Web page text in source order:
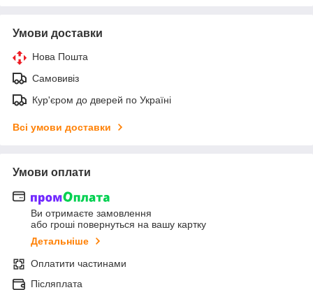
Умови доставки
Нова Пошта
Самовивіз
Кур'єром до дверей по Україні
Всі умови доставки
Умови оплати
Ви отримаєте замовлення
або гроші повернуться на вашу картку
Детальніше
Оплатити частинами
Післяплата